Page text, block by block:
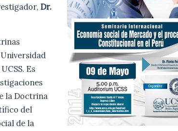
Dr.
Es
la Doctrina
del
de la